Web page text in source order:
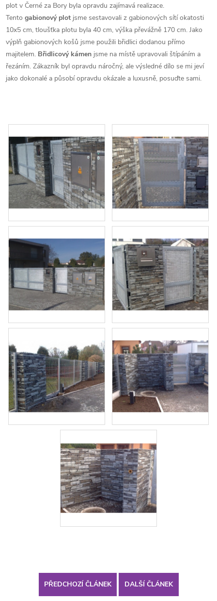
plot v Černé za Bory byla opravdu zajímavá realizace.
Tento gabionový plot jsme sestavovali z gabionových sítí okatosti
10x5 cm, tloušťka plotu byla 40 cm, výška převážně 170 cm. Jako
výplň gabionových košů jsme použili břidlici dodanou přímo
majitelem. Břidlicový kámen jsme na místě upravovali štípáním a
řezáním. Zákazník byl opravdu náročný, ale výsledné dílo se mi jeví
jako dokonalé a působí opravdu okázale a luxusně, posuďte sami.
PŘEDCHOZÍ ČLÁNEK DALŠÍ ČLÁNEK